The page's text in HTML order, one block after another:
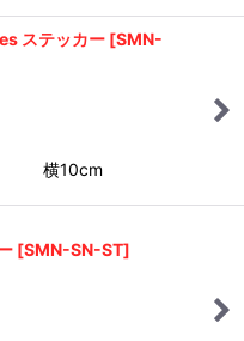
ステッカー [SMN-
横10cm
[SMN-SN-ST]